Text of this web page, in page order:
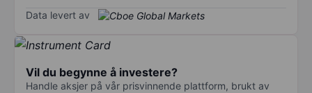
Data levert av
Vil du begynne å investere?
Handle aksjer på vår prisvinnende plattform, brukt av